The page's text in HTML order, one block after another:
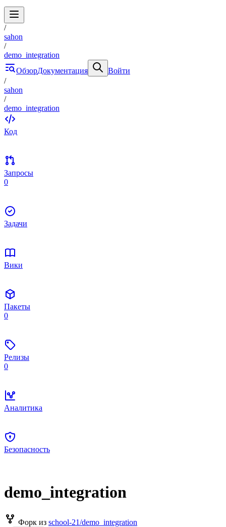
/
sahon
/
demo_integration
ОбзорДокументация
Войти
/
sahon
/
demo_integration
Код
Запросы
0
Задачи
Вики
Пакеты
0
Релизы
0
Аналитика
Безопасность
demo_integration
Форк из school-21/demo_integration